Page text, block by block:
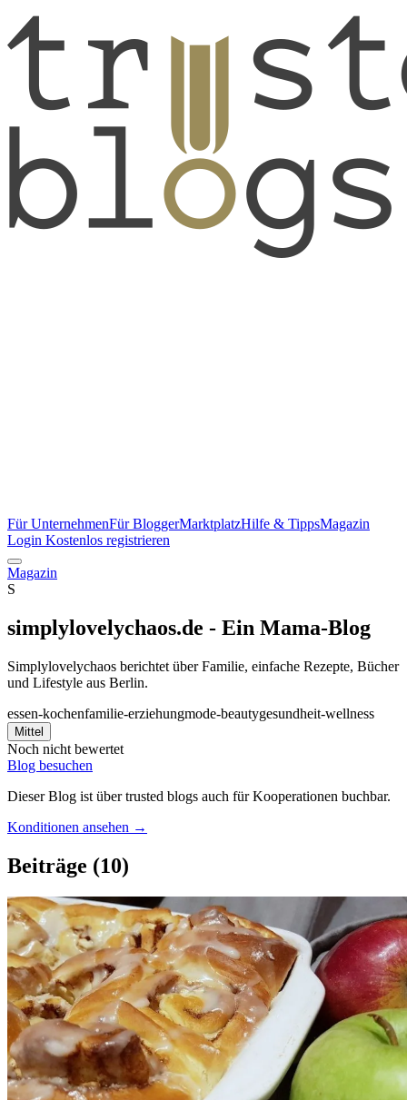
Für UnternehmenFür BloggerMarktplatzHilfe & TippsMagazin
Login Kostenlos registrieren
Magazin
S
simplylovelychaos.de - Ein Mama-Blog
Simplylovelychaos berichtet über Familie, einfache Rezepte, Bücher
und Lifestyle aus Berlin.
essen-kochenfamilie-erziehungmode-beautygesundheit-wellness
Mittel
Noch nicht bewertet
Blog besuchen
Dieser Blog ist über trusted blogs auch für Kooperationen buchbar.
Konditionen ansehen →
Beiträge (10)